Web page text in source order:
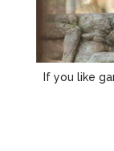
If you like